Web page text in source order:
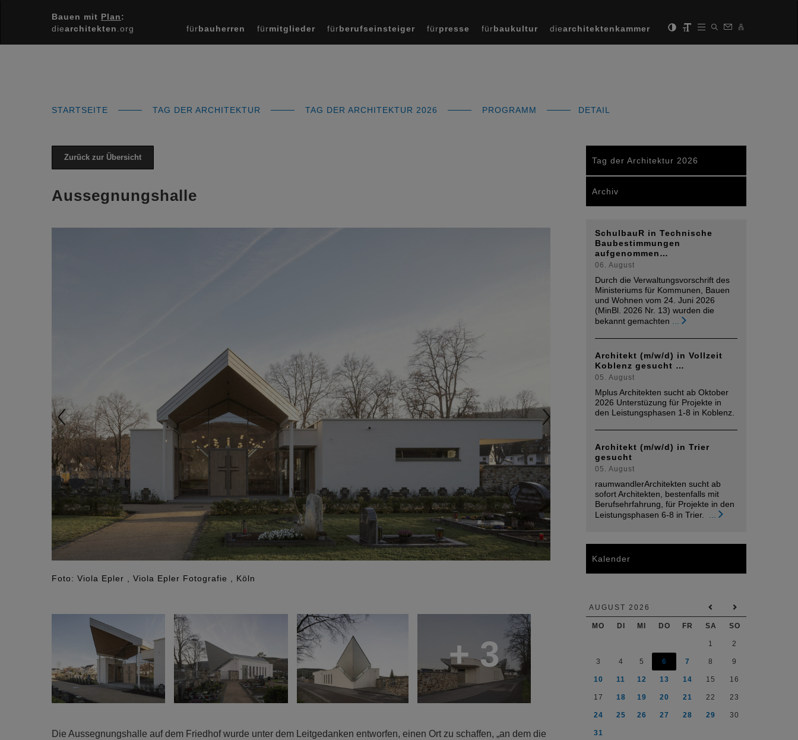
Bauen mit Plan:
diearchitekten .org fürbauherren fürmitglieder fürberufseinsteiger fürpresse fürbaukultur diearchitektenkammer
STARTSEITE TAG DER ARCHITEKTUR TAG DER ARCHITEKTUR 2026 PROGRAMM DETAIL
Zurück zur Übersicht
Aussegnungshalle
Foto: Viola Epler , Viola Epler Fotografie , Köln
+ 3
Die Aussegnungshalle auf dem Friedhof wurde unter dem Leitgedanken entworfen, einen Ort zu schaffen, „an dem die
Tag der Architektur 2026
Archiv
SchulbauR in Technische
Baubestimmungen
aufgenommen…
06. August
Durch die Verwaltungsvorschrift des
Ministeriums für Kommunen, Bauen
und Wohnen vom 24. Juni 2026
(MinBl. 2026 Nr. 13) wurden die
bekannt gemachten
Architekt (m/w/d) in Vollzeit
Koblenz gesucht …
05. August
Mplus Architekten sucht ab Oktober
2026 Unterstüzung für Projekte in
den Leistungsphasen 1-8 in Koblenz.
Architekt (m/w/d) in Trier
gesucht
05. August
raumwandlerArchitekten sucht ab
sofort Architekten, bestenfalls mit
Berufsehrfahrung, für Projekte in den
Leistungsphasen 6-8 in Trier.
Kalender
AUGUST 2026
MO DI MI DO FR SA SO
1 2
3 4 5 6 7 8 9
10 11 12 13 14 15 16
17 18 19 20 21 22 23
24 25 26 27 28 29 30
31